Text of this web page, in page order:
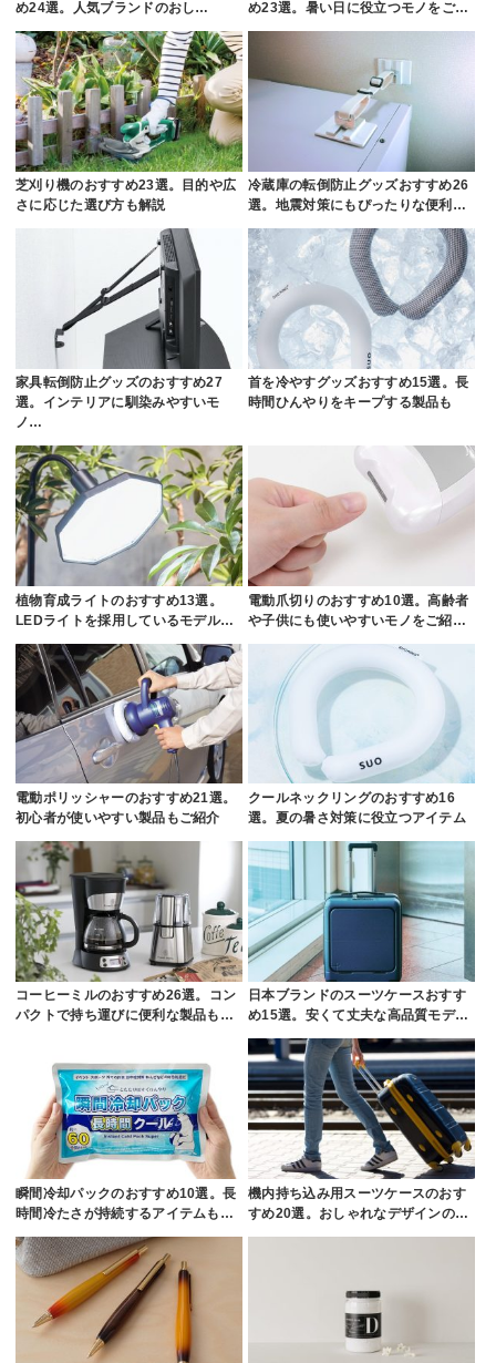
め24選。人気ブランドのおし… め23選。暑い日に役立つモノをご…
芝刈り機のおすすめ23選。目的や広
さに応じた選び方も解説
冷蔵庫の転倒防止グッズおすすめ26
選。地震対策にもぴったりな便利…
家具転倒防止グッズのおすすめ27
選。インテリアに馴染みやすいモ
ノ…
首を冷やすグッズおすすめ15選。長
時間ひんやりをキープする製品も
植物育成ライトのおすすめ13選。
LEDライトを採用しているモデル…
電動爪切りのおすすめ10選。高齢者
や子供にも使いやすいモノをご紹…
電動ポリッシャーのおすすめ21選。
初心者が使いやすい製品もご紹介
クールネックリングのおすすめ16
選。夏の暑さ対策に役立つアイテム
コーヒーミルのおすすめ26選。コン
パクトで持ち運びに便利な製品も…
日本ブランドのスーツケースおすす
め15選。安くて丈夫な高品質モデ…
瞬間冷却パックのおすすめ10選。長
時間冷たさが持続するアイテムも…
機内持ち込み用スーツケースのおす
すめ20選。おしゃれなデザインの…